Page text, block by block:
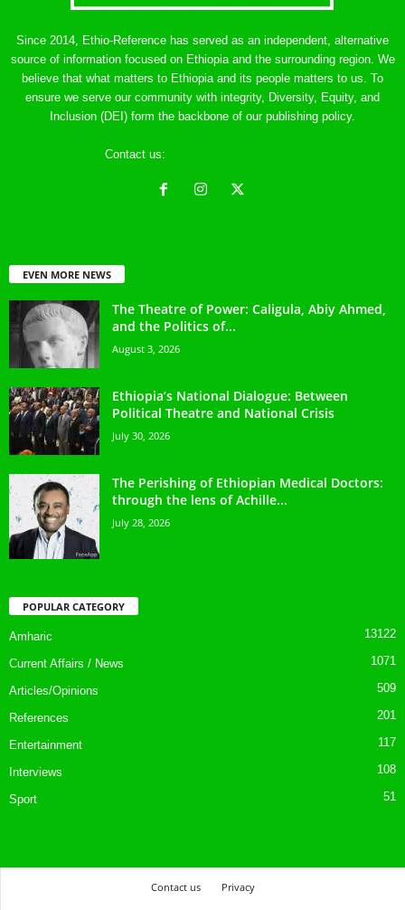
Since 2014, Ethio-Reference has served as an independent, alternative
source of information focused on Ethiopia and the surrounding region. We
believe that what matters to Ethiopia and its people matters to us. To
ensure we serve our community with integrity, Diversity, Equity, and
Inclusion (DEI) form the backbone of our publishing policy.
Contact us:
EVEN MORE NEWS
The Theatre of Power: Caligula, Abiy Ahmed,
and the Politics of...
August 3, 2026
Ethiopia’s National Dialogue: Between
Political Theatre and National Crisis
July 30, 2026
The Perishing of Ethiopian Medical Doctors:
through the lens of Achille...
July 28, 2026
POPULAR CATEGORY
Amharic 13122
Current Affairs / News 1071
Articles/Opinions 509
References 201
Entertainment 117
Interviews 108
Sport 51
Contact us
Privacy